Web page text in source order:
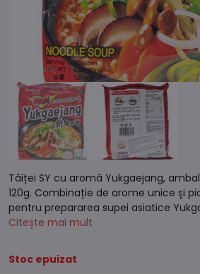
Tăiței SY cu aromă Yukgaejang,
120g. Combinație de arome unice și
pentru prepararea supei asiatice
Citește mai mult
Stoc epuizat